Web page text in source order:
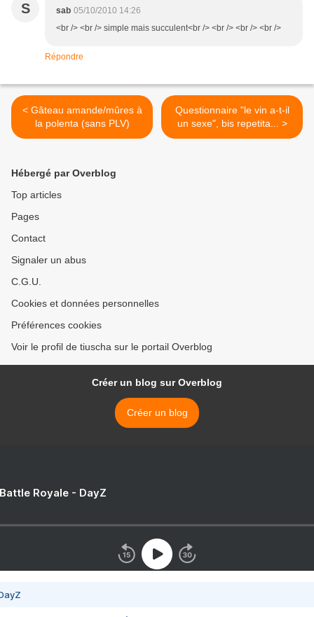
S sab 05/10/2010 14:26
<br /> <br /> simple mais succulent<br /> <br /> <br /> <br />
Répondre
< Gâteau amande/mûres à
la polenta (sans PLV)
Questionnaire "le vin a-t-il
un sexe", bis repetita... >
Hébergé par Overblog
Top articles
Pages
Contact
Signaler un abus
C.G.U.
Cookies et données personnelles
Préférences cookies
Voir le profil de tiuscha sur le portail Overblog
Créer un blog sur Overblog
Créer un blog
Royale - DayZ